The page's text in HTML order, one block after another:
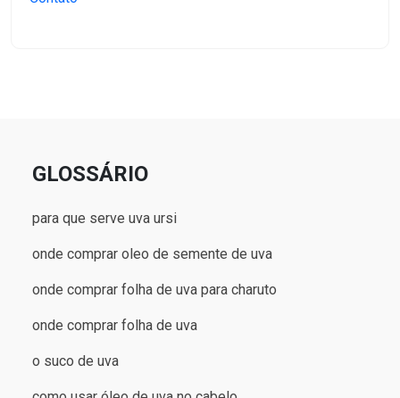
GLOSSÁRIO
para que serve uva ursi
onde comprar oleo de semente de uva
onde comprar folha de uva para charuto
onde comprar folha de uva
o suco de uva